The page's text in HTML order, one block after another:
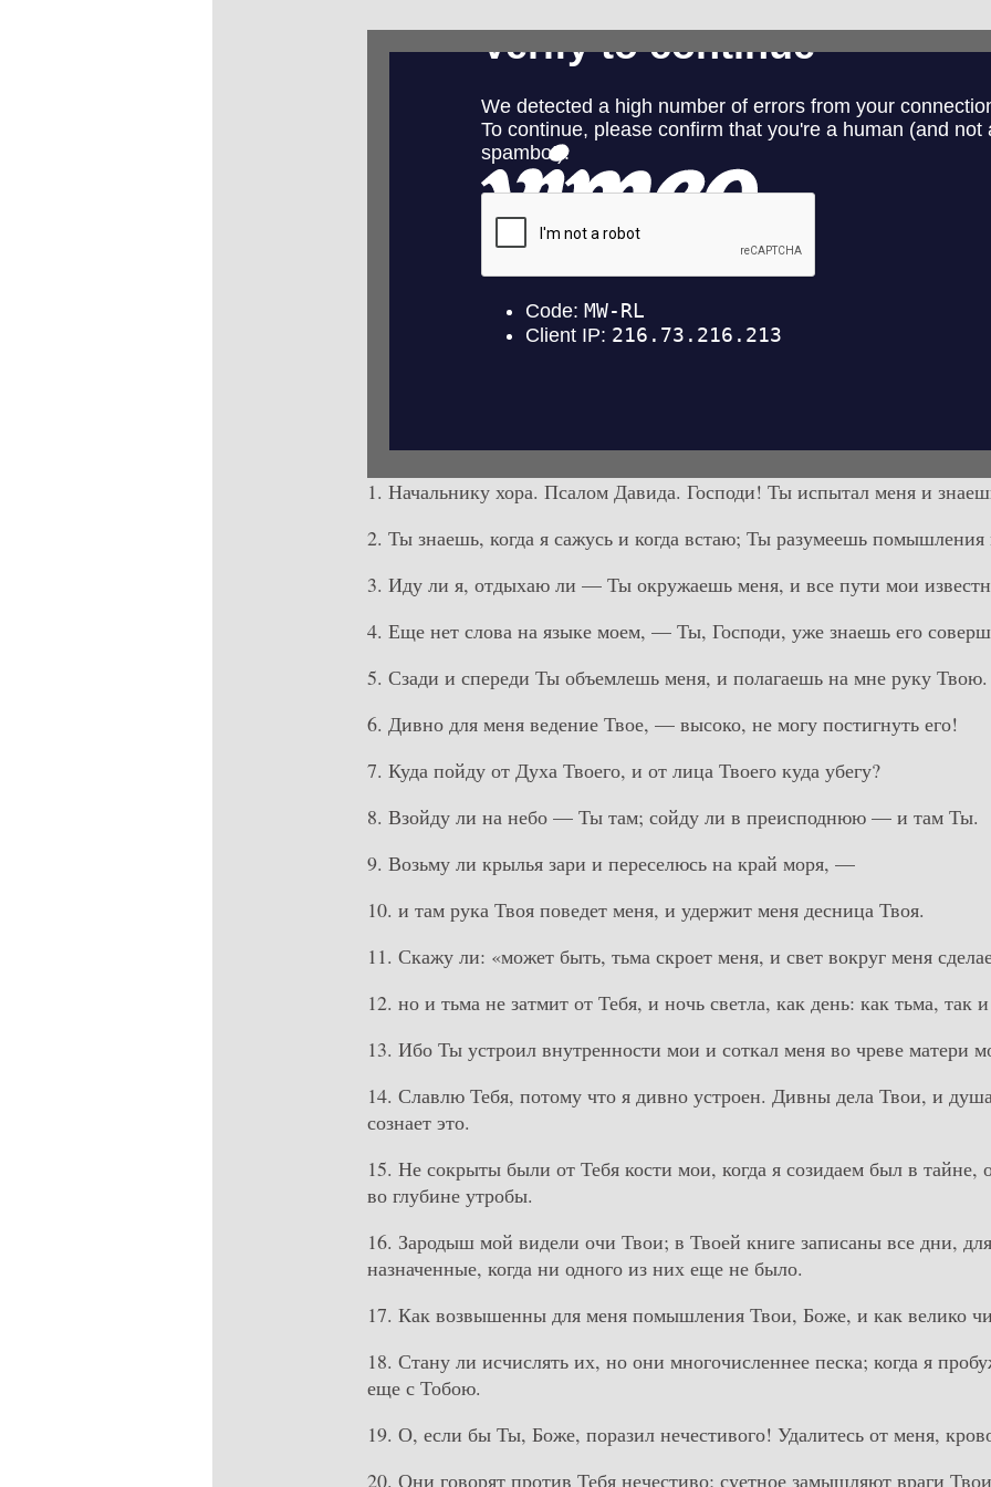
1. Начальнику хора. Псалом Давида. Господи! Ты испытал меня и
2. Ты знаешь, когда я сажусь и когда встаю; Ты разумеешь
3. Иду ли я, отдыхаю ли — Ты окружаешь меня, и все пути мои
4. Еще нет слова на языке моем, — Ты, Господи, уже знаешь его
5. Сзади и спереди Ты объемлешь меня, и полагаешь на мне руку Твою.
6. Дивно для меня ведение Твое, — высоко, не могу постигнуть его!
7. Куда пойду от Духа Твоего, и от лица Твоего куда убегу?
8. Взойду ли на небо — Ты там; сойду ли в преисподнюю — и там Ты.
9. Возьму ли крылья зари и переселюсь на край моря, —
10. и там рука Твоя поведет меня, и удержит меня десница Твоя.
11. Скажу ли: «может быть, тьма скроет меня, и свет вокруг меня
12. но и тьма не затмит от Тебя, и ночь светла, как день: как тьма, так
13. Ибо Ты устроил внутренности мои и соткал меня во чреве матери
14. Славлю Тебя, потому что я дивно устроен. Дивны дела Твои, и
сознает это.
15. Не сокрыты были от Тебя кости мои, когда я созидаем был в тайне,
во глубине утробы.
16. Зародыш мой видели очи Твои; в Твоей книге записаны все дни,
назначенные, когда ни одного из них еще не было.
17. Как возвышенны для меня помышления Твои, Боже, и как велико
18. Стану ли исчислять их, но они многочисленнее песка; когда я
еще с Тобою.
19. О, если бы Ты, Боже, поразил нечестивого! Удалитесь от меня,
20. Они говорят против Тебя нечестиво; суетное замышляют враги